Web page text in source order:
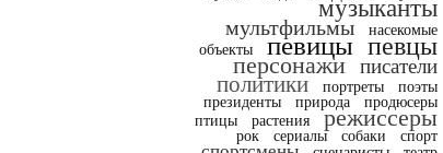
музыканты
мультфильмы
насекомые
объекты
певицы певцы
персонажи писатели
политики портреты
поэты
президенты
природа
продюсеры
птицы
растения режиссеры
рок сериалы собаки спорт